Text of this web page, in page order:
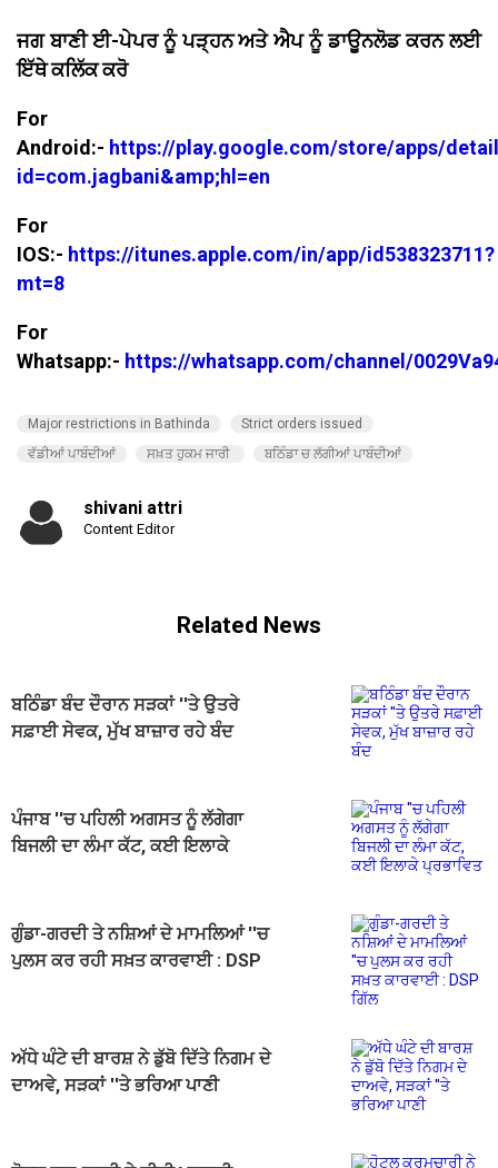
ਜਗ ਬਾਣੀ ਈ-ਪੇਪਰ ਨੂੰ ਪੜ੍ਹਨ ਅਤੇ ਐਪ ਨੂੰ ਡਾਊਨਲੋਡ ਕਰਨ ਲਈ
ਇੱਥੇ ਕਲਿੱਕ ਕਰੋ
For
Android:- https://play.google.com/store/apps/
id=com.jagbani&amp;hl=en
For
IOS:- https://itunes.apple.com/in/app/id538323711?
mt=8
For
Whatsapp:- https://whatsapp.com/channel/
Major restrictions in Bathinda
Strict orders issued
ਵੱਡੀਆਂ ਪਾਬੰਦੀਆਂ
ਸਖ਼ਤ ਹੁਕਮ ਜਾਰੀ ਬਠਿੰਡਾ ਚ ਲੱਗੀਆਂ ਪਾਬੰਦੀਆਂ
shivani attri
Content Editor
Related News
ਬਠਿੰਡਾ ਬੰਦ ਦੌਰਾਨ ਸੜਕਾਂ ''ਤੇ ਉਤਰੇ
ਸਫ਼ਾਈ ਸੇਵਕ, ਮੁੱਖ ਬਾਜ਼ਾਰ ਰਹੇ ਬੰਦ
ਪੰਜਾਬ ''ਚ ਪਹਿਲੀ ਅਗਸਤ ਨੂੰ ਲੱਗੇਗਾ
ਬਿਜਲੀ ਦਾ ਲੰਮਾ ਕੱਟ, ਕਈ ਇਲਾਕੇ
ਗੁੰਡਾ-ਗਰਦੀ ਤੇ ਨਸ਼ਿਆਂ ਦੇ ਮਾਮਲਿਆਂ ''ਚ
ਪੁਲਸ ਕਰ ਰਹੀ ਸਖ਼ਤ ਕਾਰਵਾਈ : DSP
ਅੱਧੇ ਘੰਟੇ ਦੀ ਬਾਰਸ਼ ਨੇ ਡੁੱਬੋ ਦਿੱਤੇ ਨਿਗਮ ਦੇ
ਦਾਅਵੇ, ਸੜਕਾਂ ''ਤੇ ਭਰਿਆ ਪਾਣੀ